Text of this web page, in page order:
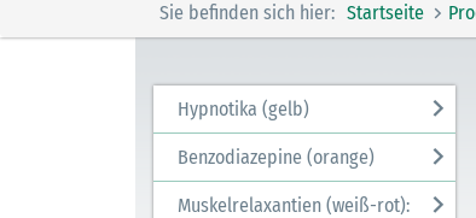
Sie befinden sich hier: Startseite
Hypnotika (gelb)
Benzodiazepine (orange)
Muskelrelaxantien (weiß-rot):